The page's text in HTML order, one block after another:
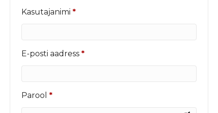
Kasutajanimi *Nõutud
E-posti aadress *Nõutud
Parool *Nõutud